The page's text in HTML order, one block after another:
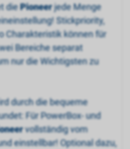
diePioneerjede Menge
Stickpriority,
Charakteristik können für
Bereiche separat
nur die Wichtigsten zu
durch die bequeme
Für PowerBox- und
vollständig vom
einstellbar! Optional dazu,